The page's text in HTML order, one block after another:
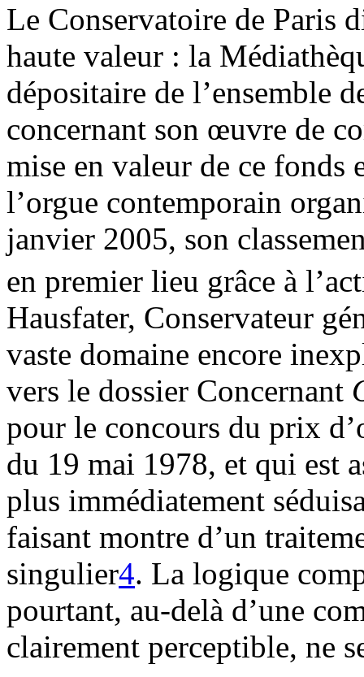
Le Conservatoire de Paris
haute valeur : la
dépositaire de l’ensemble
concernant son œuvre de
mise en valeur de ce fonds
l’orgue contemporain
janvier 2005, son
en premier lieu grâce à
Hausfater, Conservateur
vaste domaine encore
vers le dossier Concernant
pour le concours du prix
du 19 mai 1978, et qui est
plus immédiatement
faisant montre d’un
singulier4. La logique
pourtant, au-delà d’une
clairement perceptible, ne